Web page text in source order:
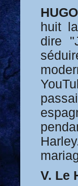
huit
dire
V. Le